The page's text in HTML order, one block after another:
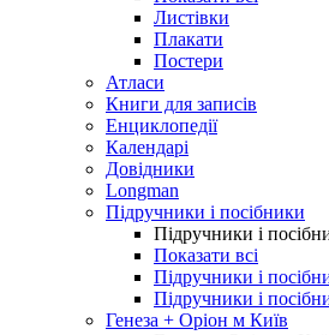
Листівки
Плакати
Постери
Атласи
Книги для записів
Енциклопедії
Календарі
Довідники
Longman
Підручники і посібники
Підручники і
Показати всі
Підручники і
Підручники і
Генеза + Оріон м Київ